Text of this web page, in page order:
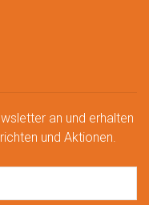
an und erhalten
und Aktionen.